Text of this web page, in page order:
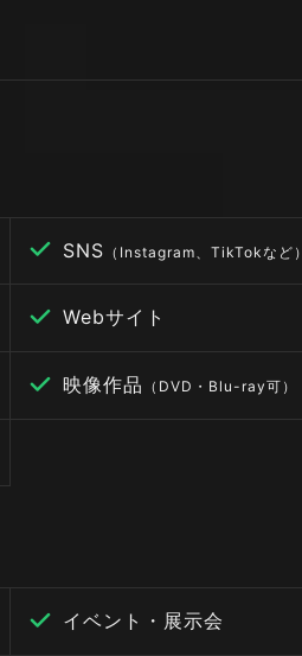
SNS （Instagram、TikTokなど）
Webサイト
映像作品 （DVD・Blu-ray可）
イベント・展示会